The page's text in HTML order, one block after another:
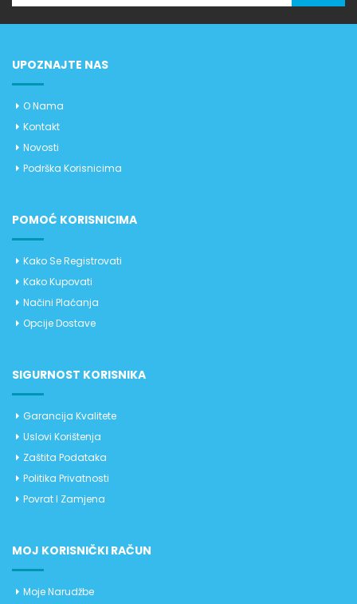
UPOZNAJTE NAS
O Nama
Kontakt
Novosti
Podrška Korisnicima
POMOĆ KORISNICIMA
Kako Se Registrovati
Kako Kupovati
Načini Plaćanja
Opcije Dostave
SIGURNOST KORISNIKA
Garancija Kvalitete
Uslovi Korištenja
Zaštita Podataka
Politika Privatnosti
Povrat I Zamjena
MOJ KORISNIČKI RAČUN
Moje Narudžbe